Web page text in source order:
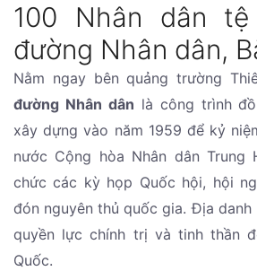
100 Nhân dân
đường Nhân dân,
Nằm ngay bên quảng trường
đường Nhân dân là công trình
xây dựng vào năm 1959 để kỷ
nước Cộng hòa Nhân dân
chức các kỳ họp Quốc hội, hội
đón nguyên thủ quốc gia. Địa
quyền lực chính trị và tinh thần
Quốc.